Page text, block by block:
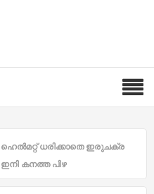
ഹെൽമറ്റ് ധരിക്കാതെ ഇരുചക്ര
കനത്ത പിഴ